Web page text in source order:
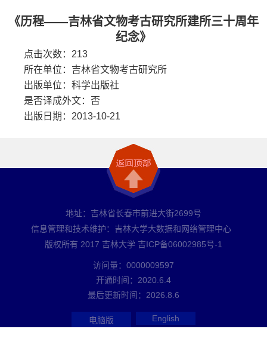
《历程——吉林省文物考古研究所建所三十周年
纪念》
点击次数： 213
所在单位：吉林省文物考古研究所
出版单位：科学出版社
是否译成外文：否
出版日期：2013-10-21
地址：吉林省长春市前进大街2699号
信息管理和技术维护：吉林大学大数据和网络管理中心
版权所有 2017 吉林大学 吉ICP备06002985号-1
访问量： 0000009597
开通时间： 2020 6 4
最后更新时间： 2026 8 6
电脑版 English